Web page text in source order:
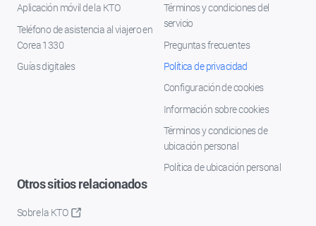
Aplicación móvil de la KTO
Teléfono de asistencia al viajero en
Corea 1330
Guías digitales
Términos y condiciones del
servicio
Preguntas frecuentes
Política de privacidad
Configuración de cookies
Información sobre cookies
Términos y condiciones de
ubicación personal
Política de ubicación personal
Otros sitios relacionados
Sobre la KTO